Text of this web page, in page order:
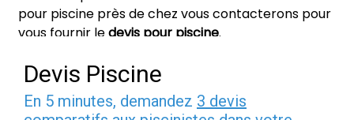
pour piscine près de chez vous contacterons pour
vous fournir ledevis pour piscine.
Devis Piscine
En 5 minutes, demandez 3 devis